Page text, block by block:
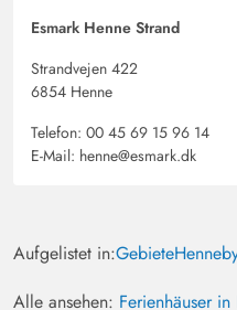
Esmark Henne Strand
Strandvejen 422
6854 Henne
Telefon: 00 45 69 15 96 14
E-Mail: henne@esmark.dk
Aufgelistet in:Gebiete
Alle ansehen: Ferienhäuser